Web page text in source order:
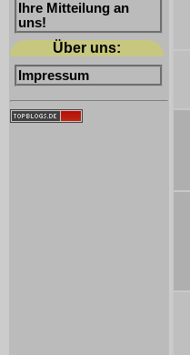
Ihre Mitteilung an
uns!
Über uns:
Impressum